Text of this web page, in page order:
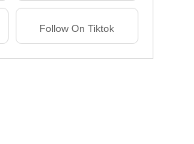
Follow On Tiktok